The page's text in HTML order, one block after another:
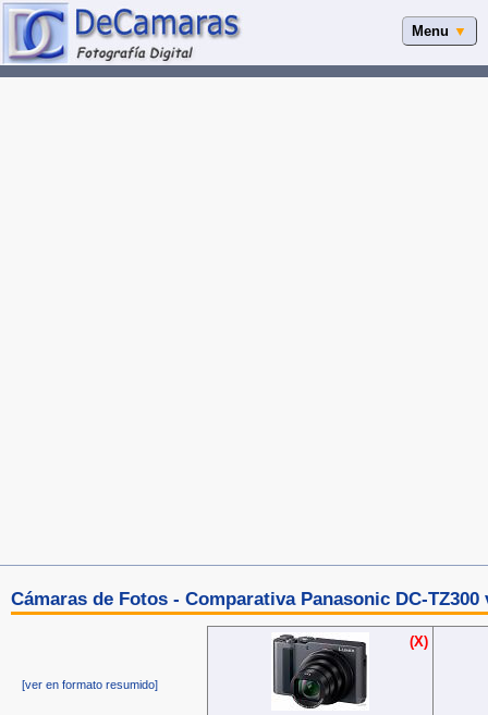
Menu ▼
Cámaras de Fotos - Comparativa Panasonic DC-TZ300
[ver en formato resumido]
(X)